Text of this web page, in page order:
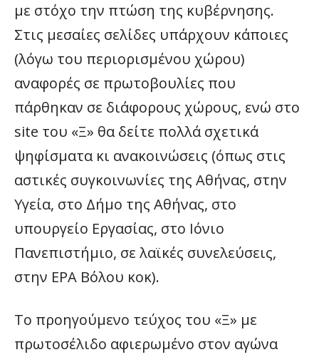
με στόχο την πτώση της κυβέρνησης.
Στις μεσαίες σελίδες υπάρχουν κάποιες
(λόγω του περιορισμένου χώρου)
αναφορές σε πρωτοβουλίες που
πάρθηκαν σε διάφορους χώρους, ενώ στο
site του «Ξ» θα δείτε πολλά σχετικά
ψηφίσματα κι ανακοινώσεις (όπως στις
αστικές συγκοινωνίες της Αθήνας, στην
Υγεία, στο Δήμο της Αθήνας, στο
υπουργείο Εργασίας, στο Ιόνιο
Πανεπιστήμιο, σε λαϊκές συνελεύσεις,
στην ΕΡΑ Βόλου κοκ).
Το προηγούμενο τεύχος του «Ξ» με
πρωτοσέλιδο αφιερωμένο στον αγώνα